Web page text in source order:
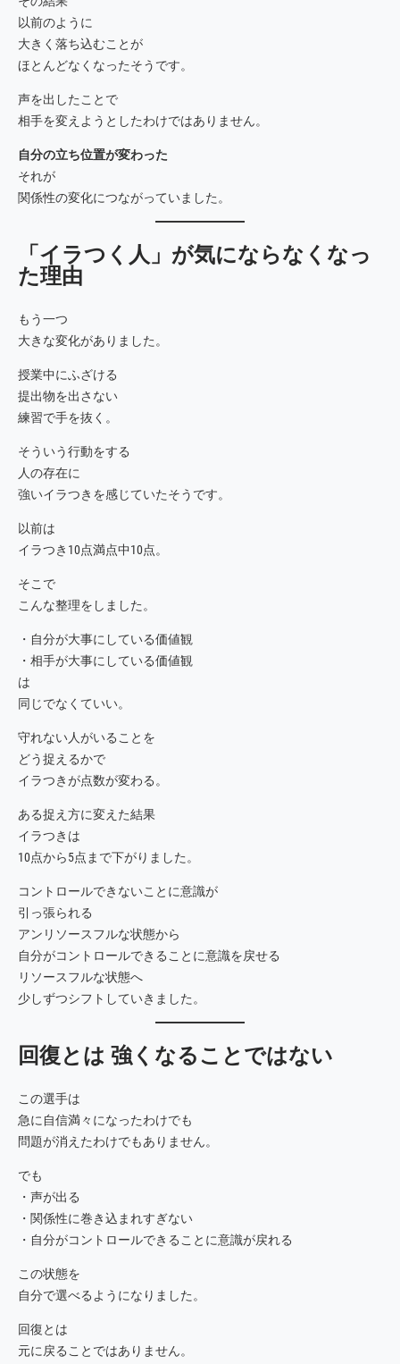
以前のように
大きく落ち込むことが
ほとんどなくなったそうです。
声を出したことで
相手を変えようとしたわけではありません。
自分の立ち位置が変わった
それが
関係性の変化につながっていました。
「イラつく人」が気にならなくなっ
た理由
もう一つ
大きな変化がありました。
授業中にふざける
提出物を出さない
練習で手を抜く。
そういう行動をする
人の存在に
強いイラつきを感じていたそうです。
以前は
イラつき10点満点中10点。
そこで
こんな整理をしました。
・自分が大事にしている価値観
・相手が大事にしている価値観
は
同じでなくていい。
守れない人がいることを
どう捉えるかで
イラつきが点数が変わる。
ある捉え方に変えた結果
イラつきは
10点から5点まで下がりました。
コントロールできないことに意識が
引っ張られる
アンリソースフルな状態から
自分がコントロールできることに意識を戻せる
リソースフルな状態へ
少しずつシフトしていきました。
回復とは 強くなることではない
この選手は
急に自信満々になったわけでも
問題が消えたわけでもありません。
でも
・声が出る
・関係性に巻き込まれすぎない
・自分がコントロールできることに意識が戻れる
この状態を
自分で選べるようになりました。
回復とは
元に戻ることではありません。